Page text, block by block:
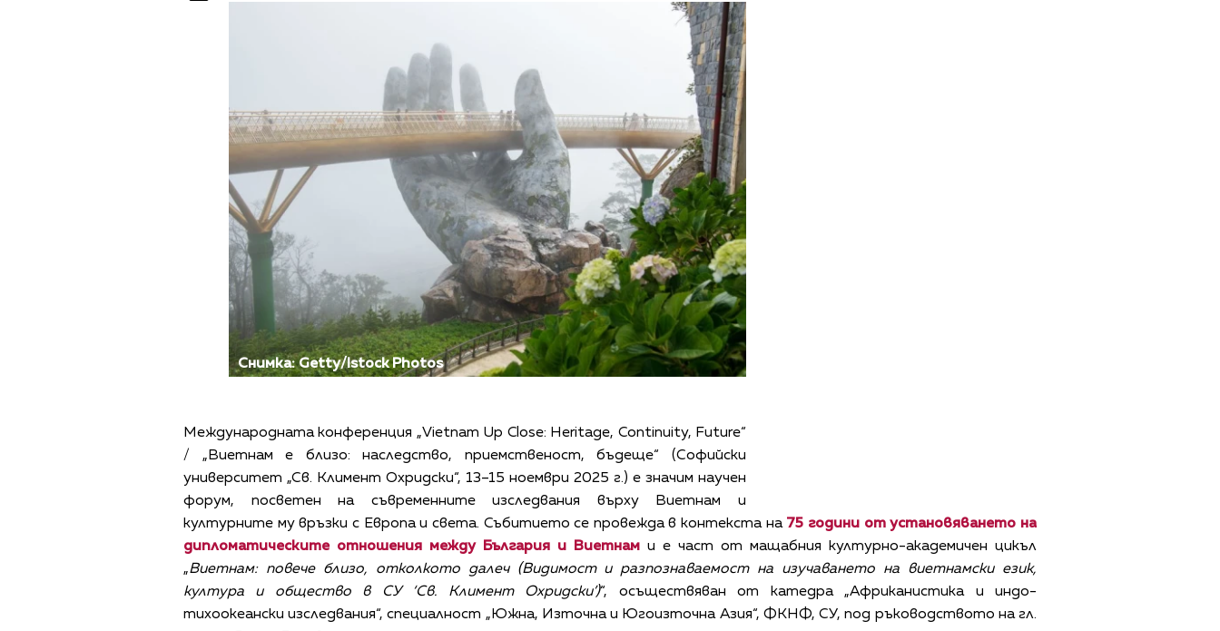
Снимка: Getty/Istock Photos
Международната конференция „Vietnam Up Close: Heritage, Continuity, Future“
/ „Виетнам е близо: наследство, приемственост, бъдеще“ (Софийски
университет „Св. Климент Охридски“, 13–15 ноември 2025 г.) е значим научен
форум, посветен на съвременните изследвания върху Виетнам и
културните му връзки с Европа и света. Събитието се провежда в контекста на 75 години от установяването на
дипломатическите отношения между България и Виетнам и е част от мащабния културно-академичен цикъл
„Виетнам: повече близо, отколкото далеч (Видимост и разпознаваемост на изучаването на виетнамски език,
култура и общество в СУ ‘Св. Климент Охридски’)“, осъществяван от катедра „Африканистика и индо-
тихоокеански изследвания“, специалност „Южна, Източна и Югоизточна Азия“, ФКНФ, СУ, под ръководството на гл.